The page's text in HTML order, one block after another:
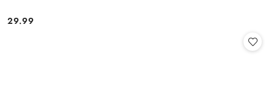
Cena:
29.99